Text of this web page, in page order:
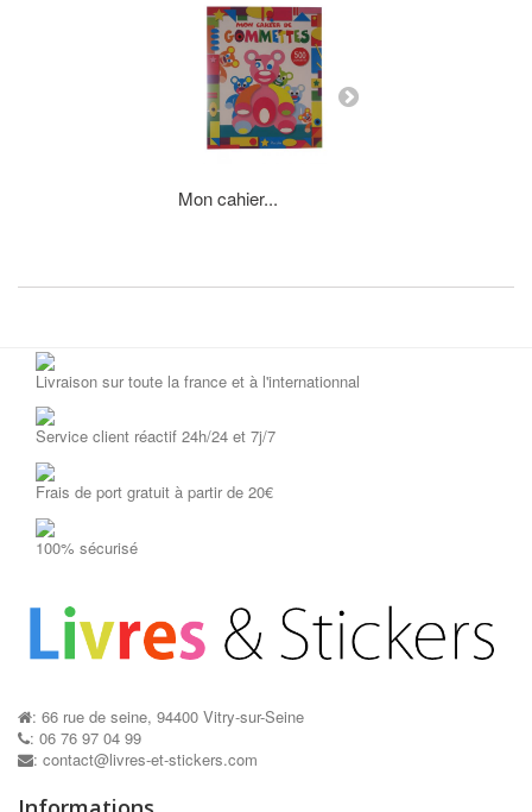
Mon cahier...
Pochoirs...
Livraison sur toute la france et à l'internationnal
Service client réactif 24h/24 et 7j/7
Frais de port gratuit à partir de 20€
100% sécurisé
: 66 rue de seine, 94400 Vitry-sur-Seine
: 06 76 97 04 99
: contact@livres-et-stickers.com